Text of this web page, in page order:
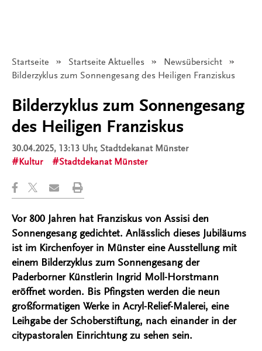
Startseite Startseite Aktuelles
Newsübersicht
Angezeigt:
Bilderzyklus zum Sonnengesang des Heiligen Franziskus
Bilderzyklus zum Sonnengesang
des Heiligen Franziskus
30.04.2025, 13:13 Uhr, Stadtdekanat Münster
Kultur
Stadtdekanat Münster
Vor 800 Jahren hat Franziskus von Assisi den
Sonnengesang gedichtet. Anlässlich dieses Jubiläums
ist im Kirchenfoyer in Münster eine Ausstellung mit
einem Bilderzyklus zum Sonnengesang der
Paderborner Künstlerin Ingrid Moll-Horstmann
eröffnet worden. Bis Pfingsten werden die neun
großformatigen Werke in Acryl-Relief-Malerei, eine
Leihgabe der Schoberstiftung, nach einander in der
citypastoralen Einrichtung zu sehen sein.